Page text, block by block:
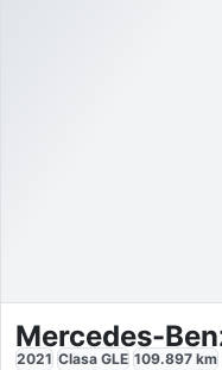
2021 Clasa GLE 109.897 km